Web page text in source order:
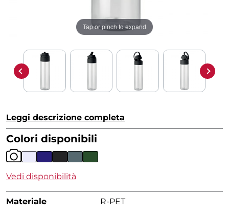
Tap or pinch to expand
Leggi descrizione completa
Colori disponibili
Vedi disponibilità
Materiale R-PET